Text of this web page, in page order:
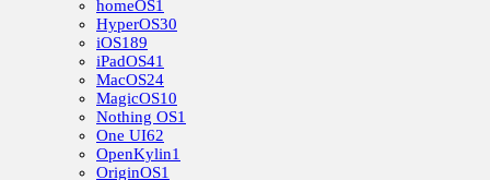
homeOS1
HyperOS30
iOS189
iPadOS41
MacOS24
MagicOS10
Nothing OS1
One UI62
OpenKylin1
OriginOS1